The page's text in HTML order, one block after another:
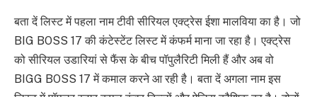
बता दें लिस्ट में पहला नाम टीवी सीरियल एक्ट्रेस ईशा मालविया का है। जो
BIG BOSS 17 की कंटेस्टेंट लिस्ट में कंफर्म माना जा रहा है। एक्ट्रेस
को सीरियल उडारियां से फैंस के बीच पॉपुलैरिटी मिली हैं और अब वो
BIGG BOSS 17 में कमाल करने आ रही है। बता दें अगला नाम इस